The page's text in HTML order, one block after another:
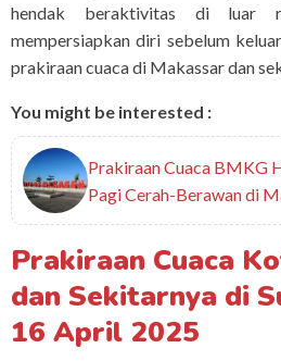
hendak beraktivitas di luar
mempersiapkan diri sebelum
prakiraan cuaca di Makassar dan
You might be interested :
Prakiraan Cuaca BMKG
Pagi Cerah-Berawan di
Prakiraan Cuaca
dan Sekitarnya di
16 April 2025